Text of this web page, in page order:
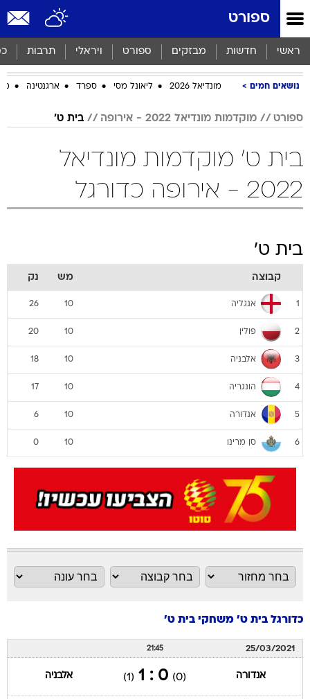
ספורט
ראשי חדשות מבזקים ספורט ויראלי תרבות
נושאים חמים מונדיאל 2026 ליאונל מסי ספרד ארגנטינה
ספורט מוקדמות מונדיאל 2022 - אירופה בית ט'
בית ט' מוקדמות מונדיאל
2022 - אירופה כדורגל
בית ט'
קבוצה מש נק
1 אנגליה 10
26
2 פולין 10
20
3 אלבניה 10
18
4 הונגריה 10
17
5 אנדורה 10
6
6 סן מרינו 10
0
כדורגל בית ט' משחקי בית ט'
25/03/2021
21:45
אנדורה (0)
0 : 1
(1) אלבניה